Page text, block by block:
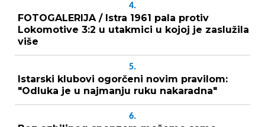
4.
FOTOGALERIJA / Istra 1961 pala protiv
Lokomotive 3:2 u utakmici u kojoj je zaslužila
više
5.
Istarski klubovi ogorčeni novim pravilom:
"Odluka je u najmanju ruku nakaradna"
6.